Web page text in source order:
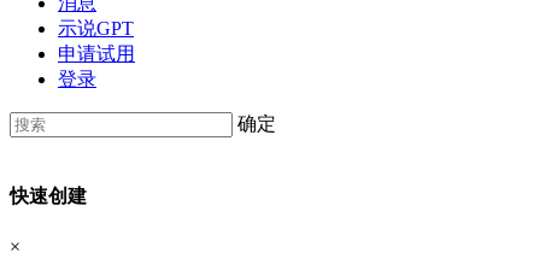
示说GPT
申请试用
登录
确定
快速创建
×